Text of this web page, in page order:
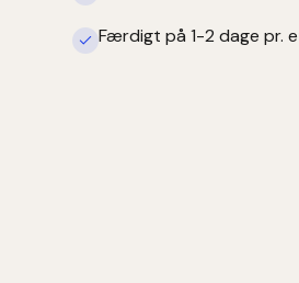
Færdigt på 1-2 dage pr.